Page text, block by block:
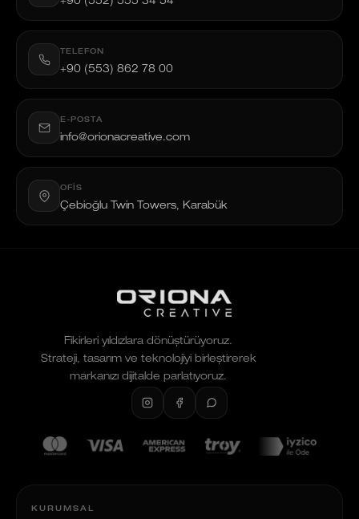
TELEFON
+90 (553) 862 78 00
E-POSTA
info@orionacreative.com
OFIS
Çebioğlu Twin Towers, Karabük
Fikirleri yıldızlara dönüştürüyoruz.
Strateji, tasarım ve teknolojiyi birleştirerek
markanızı dijitalde parlatıyoruz.
KURUMSAL